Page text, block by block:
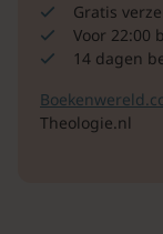
Gratis
Voor 22:00
14 dagen
Theologie.nl